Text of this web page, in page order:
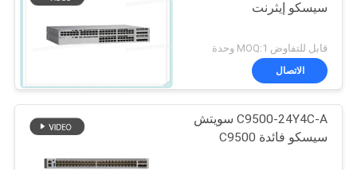
سيسكو إيثرنت
قابل للتفاوض MOQ:1 وحدة
الاتصال
C9500-24Y4C-A سويتش
سيسكو فائدة C9500